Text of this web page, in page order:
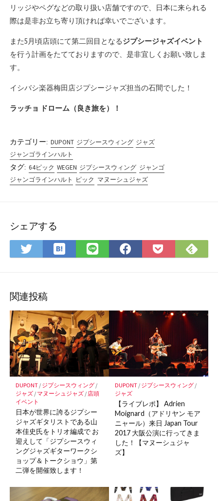
リッジやペグなどの取り扱い店舗ですので、日本に来られる
際は是非お立ち寄り頂ければ幸いでございます。
また5月頃店頭にて第二回目となるジプシージャズイベント
を行う計画をたてておりますので、是非宜しくお願い致しま
す。
イシバシ楽器梅田店ジプシージャズ担当の石間でした！
ラッチョ ドローム（良き旅を）！
カテゴリー: DUPONT ジプシースウィング ジャズ
ジャンゴラインハルト
タグ: 64ピック WEGEN ジプシースウィング ジャンゴ
ジャンゴラインハルト ピック マヌーシュジャズ
シェアする
Twitter
で
ア
は
て
ク
マ
ー
ク
に
保
存
LINE
で
Facebook
で
Pocket
に
で
関連投稿
DUPONT/ ジプシースウィング/
ジャズ/ マヌーシュジャズ/ 店頭
イベント
日本が世界に誇るジプシー
ジャズギタリストである山
本佳史氏をトリオ編成で お
迎えして「ジプシースウィ
ングジャズギターワークシ
ョップ＆トークショウ」第
二弾を開催致します！
DUPONT/ ジプシースウィング/
ジャズ
【ライブレポ】 Adrien
Moignard（アドリヤン モア
ニャール）来日 Japan Tour
2017 大阪公演に行ってきま
した！【マヌーシュジャ
ズ】